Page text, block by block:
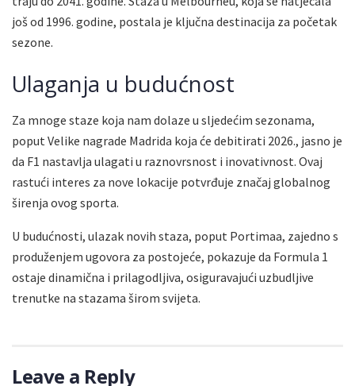
još od 1996. godine, postala je ključna destinacija za početak
sezone.
Ulaganja u budućnost
Za mnoge staze koja nam dolaze u sljedećim sezonama,
poput Velike nagrade Madrida koja će debitirati 2026., jasno je
da F1 nastavlja ulagati u raznovrsnost i inovativnost. Ovaj
rastući interes za nove lokacije potvrđuje značaj globalnog
širenja ovog sporta.
U budućnosti, ulazak novih staza, poput Portimaa, zajedno s
produženjem ugovora za postojeće, pokazuje da Formula 1
ostaje dinamična i prilagodljiva, osiguravajući uzbudljive
trenutke na stazama širom svijeta.
Leave a Reply